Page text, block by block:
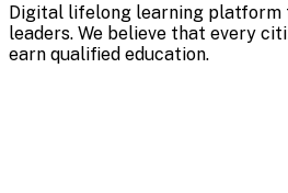
Digital lifelong learning platform
leaders. We believe that every
earn qualified education.